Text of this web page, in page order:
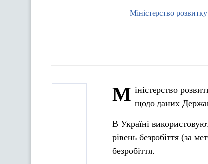
Міністерство
М іністерство
щодо даних
В Україні
рівень безробіття (за
безробіття.